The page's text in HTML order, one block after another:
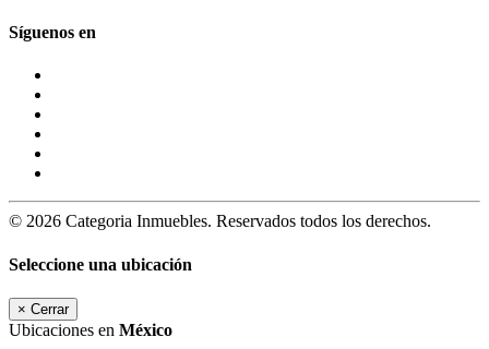
Síguenos en
© 2026 Categoria Inmuebles. Reservados todos los derechos.
Seleccione una ubicación
× Cerrar
Ubicaciones en México